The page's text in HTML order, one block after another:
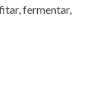
fermentar,